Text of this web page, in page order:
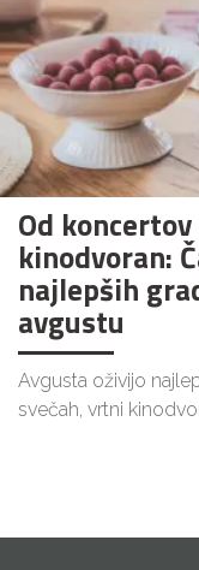
Od
kinodvoran:
najlepših
avgustu
Avgusta oživijo
svečah, vrtni